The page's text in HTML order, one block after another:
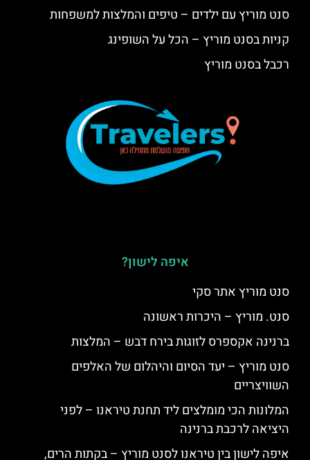
סנט מוריץ עם ילדים – טיפים והמלצות למשפחות
קניות בסנט מוריץ – הכל על השופינג
רכבל בסנט מוריץ
איפה לישון?
סנט מוריץ אתר סקי
סנט. מוריץ – היכרות ראשונה
ברנינה אקספרס לזוגות בירח דבש – המלצות
סנט מוריץ – יעד הסיום והיהלום של האלפים
השוויצריים
המלונות הכי מומלצים ליד תחנת טיראנו – לפני
היציאה לרכבת ברנינה
איפה לישון בין טיראנו לסנט מוריץ – בקתות הרים,